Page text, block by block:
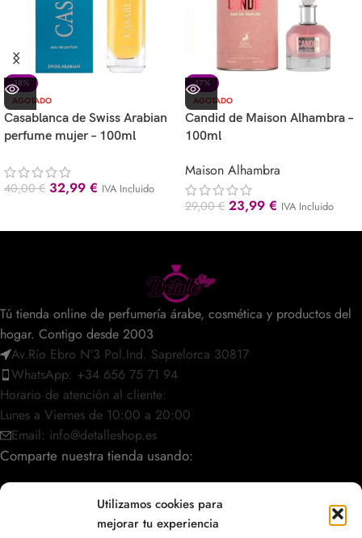
Utilizamos cookies para
mejorar tu experiencia
-18%
AGOTADO
Casablanca de Swiss Arabian
perfume mujer – 100ml
40,00€ 32,99 € IVA Incluido
-17%
AGOTADO
Candid de Maison Alhambra –
100ml
Maison Alhambra
29,00€ 23,99 € IVA Incluido
Tú tienda online de perfumería árabe, cosmética y productos del
hogar. Contigo desde 2003
Av.Río Ebro Nº3 Pol.Ind. Saprelorca 30817
WhatsApp: +34 656 75 71 94
Horario de atención al cliente:
Lunes a Viernes de 10:00 a 20:00
Email: info@detalleshop.es
Comparte nuestra tienda usando:
POLÍTICAS / INFORMACIÓN